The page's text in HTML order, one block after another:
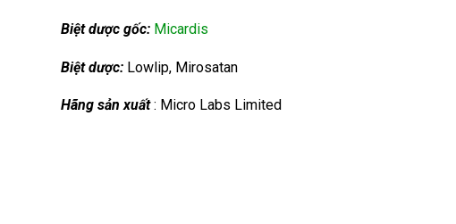
Biệt dược gốc: Micardis
Biệt dược: Lowlip, Mirosatan
Hãng sản xuất: Micro Labs Limited